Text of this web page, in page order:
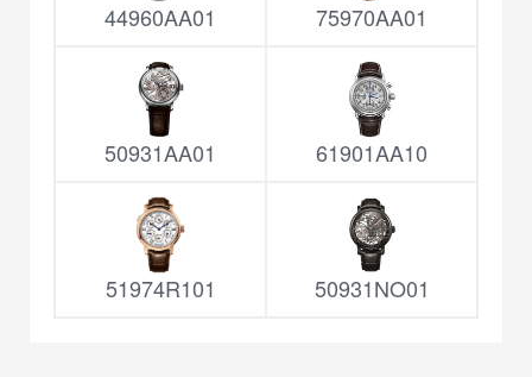
44960AA01 75970AA01
50931AA01 61901AA10
51974R101 50931NO01